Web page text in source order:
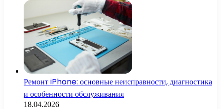
Ремонт iPhone: основные неисправности, диагностика
и особенности обслуживания
18.04.2026